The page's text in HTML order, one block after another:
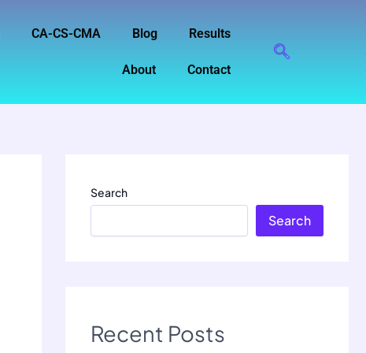
CA-CS-CMA Blog Results
About Contact
Search
Search
Recent Posts